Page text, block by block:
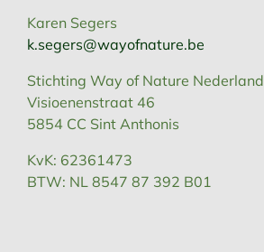
Karen Segers
k.segers@wayofnature.be
Stichting Way of Nature Nederland
Visioenenstraat 46
5854 CC Sint Anthonis
KvK: 62361473
BTW: NL 8547 87 392 B01